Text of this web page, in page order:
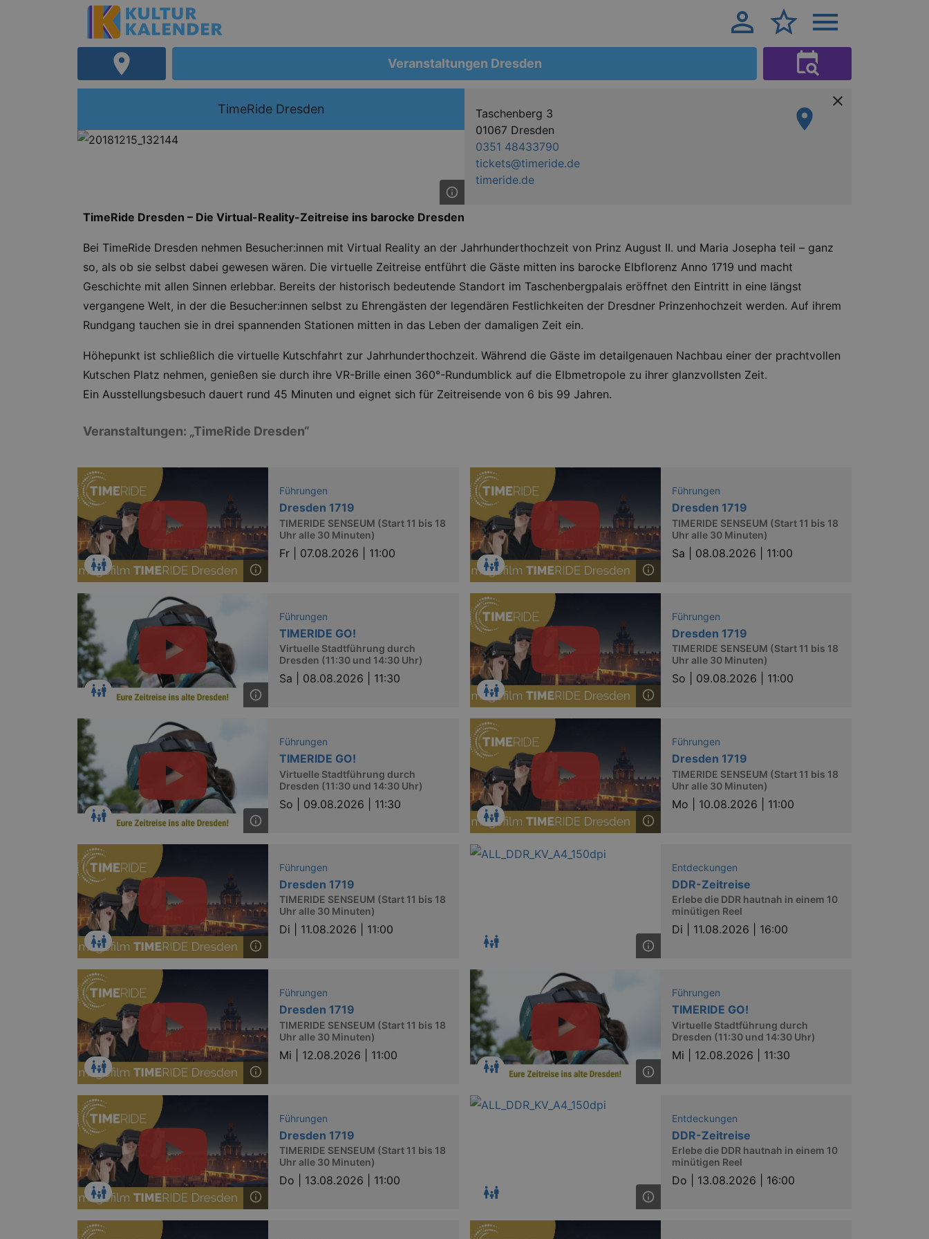
Veranstaltungen Dresden
TimeRide Dresden
Taschenberg 3
01067 Dresden
0351 48433790
tickets@timeride.de
timeride.de
TimeRide Dresden – Die Virtual-Reality-Zeitreise ins barocke Dresden
Bei TimeRide Dresden nehmen Besucher:innen mit Virtual Reality an der Jahrhunderthochzeit von Prinz August II. und Maria Josepha teil – ganz
so, als ob sie selbst dabei gewesen wären. Die virtuelle Zeitreise entführt die Gäste mitten ins barocke Elbflorenz Anno 1719 und macht
Geschichte mit allen Sinnen erlebbar. Bereits der historisch bedeutende Standort im Taschenbergpalais eröffnet den Eintritt in eine längst
vergangene Welt, in der die Besucher:innen selbst zu Ehrengästen der legendären Festlichkeiten der Dresdner Prinzenhochzeit werden. Auf ihrem
Rundgang tauchen sie in drei spannenden Stationen mitten in das Leben der damaligen Zeit ein.
Höhepunkt ist schließlich die virtuelle Kutschfahrt zur Jahrhunderthochzeit. Während die Gäste im detailgenauen Nachbau einer der prachtvollen
Kutschen Platz nehmen, genießen sie durch ihre VR-Brille einen 360°-Rundumblick auf die Elbmetropole zu ihrer glanzvollsten Zeit.
Ein Ausstellungsbesuch dauert rund 45 Minuten und eignet sich für Zeitreisende von 6 bis 99 Jahren.
Veranstaltungen: „TimeRide Dresden“
Führungen
Dresden 1719
TIMERIDE SENSEUM (Start 11 bis 18
Uhr alle 30 Minuten)
Fr | 07.08.2026 | 11:00
Führungen
Dresden 1719
TIMERIDE SENSEUM (Start 11 bis 18
Uhr alle 30 Minuten)
Sa | 08.08.2026 | 11:00
Führungen
TIMERIDE GO!
Virtuelle Stadtführung durch
Dresden (11:30 und 14:30 Uhr)
Sa | 08.08.2026 | 11:30
Führungen
Dresden 1719
TIMERIDE SENSEUM (Start 11 bis 18
Uhr alle 30 Minuten)
So | 09.08.2026 | 11:00
Führungen
TIMERIDE GO!
Virtuelle Stadtführung durch
Dresden (11:30 und 14:30 Uhr)
So | 09.08.2026 | 11:30
Führungen
Dresden 1719
TIMERIDE SENSEUM (Start 11 bis 18
Uhr alle 30 Minuten)
Mo | 10.08.2026 | 11:00
Führungen
Dresden 1719
TIMERIDE SENSEUM (Start 11 bis 18
Uhr alle 30 Minuten)
Di | 11.08.2026 | 11:00
Entdeckungen
DDR-Zeitreise
Erlebe die DDR hautnah in einem 10
minütigen Reel
Di | 11.08.2026 | 16:00
Führungen
Dresden 1719
TIMERIDE SENSEUM (Start 11 bis 18
Uhr alle 30 Minuten)
Mi | 12.08.2026 | 11:00
Führungen
TIMERIDE GO!
Virtuelle Stadtführung durch
Dresden (11:30 und 14:30 Uhr)
Mi | 12.08.2026 | 11:30
Führungen
Dresden 1719
TIMERIDE SENSEUM (Start 11 bis 18
Uhr alle 30 Minuten)
Do | 13.08.2026 | 11:00
Entdeckungen
DDR-Zeitreise
Erlebe die DDR hautnah in einem 10
minütigen Reel
Do | 13.08.2026 | 16:00